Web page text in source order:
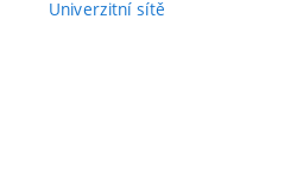
Univerzitní sítě